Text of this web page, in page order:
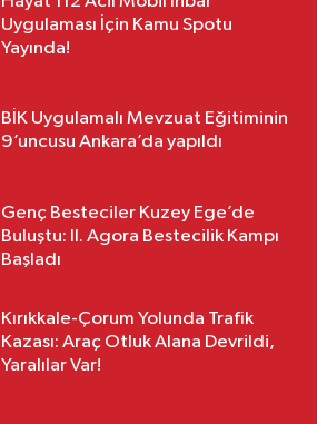
Uygulaması İçin Kamu Spotu
Yayında!
BİK Uygulamalı Mevzuat Eğitiminin
9’uncusu Ankara’da yapıldı
Genç Besteciler Kuzey Ege’de
Buluştu: II. Agora Bestecilik Kampı
Başladı
Kırıkkale-Çorum Yolunda Trafik
Kazası: Araç Otluk Alana Devrildi,
Yaralılar Var!